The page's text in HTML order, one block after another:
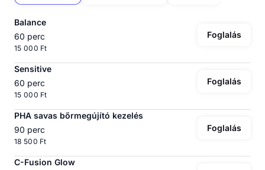
Balance
60 perc
15 000 Ft
Foglalás
Sensitive
60 perc
15 000 Ft
Foglalás
PHA savas bőrmegújító kezelés
90 perc
18 500 Ft
Foglalás
C-Fusion Glow